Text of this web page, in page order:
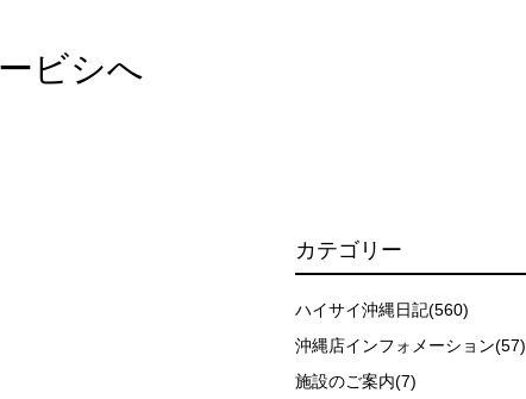
ビシへ
カテゴリー
ハイサイ沖縄日記(560)
沖縄店インフォメーション(57)
施設のご案内(7)
断した場合にのみエントリーを行います。